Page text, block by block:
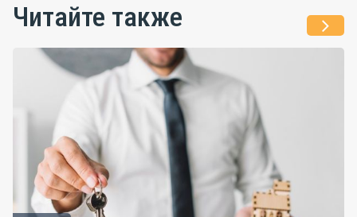
Читайте также